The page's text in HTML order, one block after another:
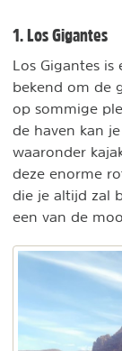
1. Los Gigantes
Los Gigantes is
bekend om de
op sommige
de haven kan
waaronder
deze enorme
die je altijd zal
een van de